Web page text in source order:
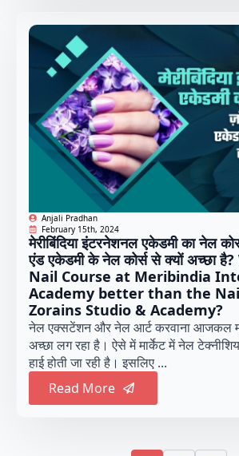
Anjali Pradhan
February 15th, 2024
मेरीबिंदिया इंटरनेशनल एकेडमी का नेल
एंड एकेडमी के नेल कोर्स से क्यों अच्छा
Nail Course at Meribindia
Academy better than the
Zorains Studio & Academy?
नेल एक्सटेंशन और नेल आर्ट करवाना आजकल
अच्छा लग रहा है। ऐसे में मार्केट में नेल
हाई होती जा रही है। इसलिए ...
Read More